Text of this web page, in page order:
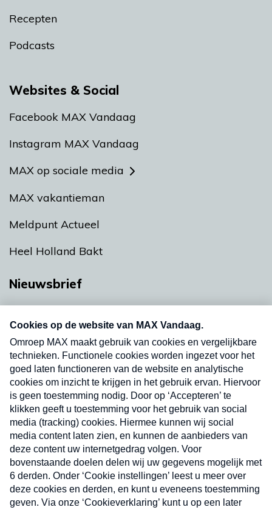
Recepten
Podcasts
Websites & Social
Facebook MAX Vandaag
Instagram MAX Vandaag
MAX op sociale media
MAX vakantieman
Meldpunt Actueel
Heel Holland Bakt
Nieuwsbrief
nieuwsbrief. Elke vrijdag- en dinsdagochtend in
uw mailbox.
Verzend
Nieuwsbrief